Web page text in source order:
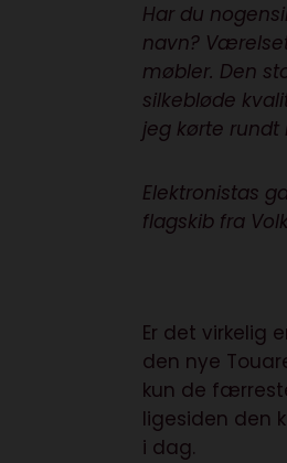
Har du
navn?
møbler. Den
silkebløde
jeg kørte rundt
Elektronistas
flagskib fra
Er det virkelig
den nye
kun de
ligesiden den
i dag.